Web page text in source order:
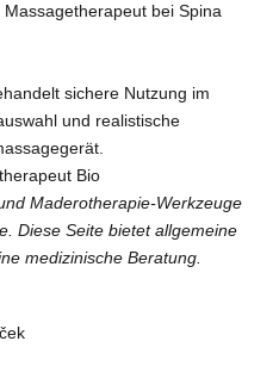
bei Spina
sichere Nutzung im
und realistische
Bio
Maderotherapie-Werkzeuge
Diese Seite bietet allgemeine
medizinische Beratung.